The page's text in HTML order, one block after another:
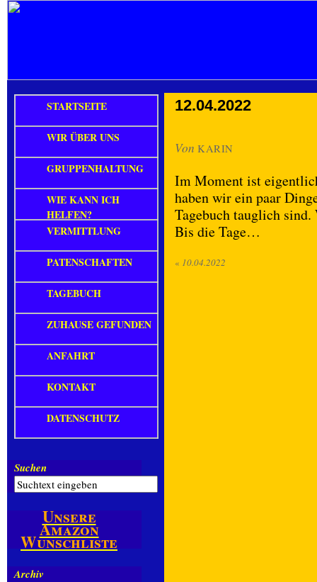
12.04.2022
Von KARIN
Im Moment ist
haben wir ein paar
Tagebuch tauglich
Bis die Tage…
« 10.04.2022
STARTSEITE
WIR ÜBER UNS
GRUPPENHALTUNG
WIE KANN ICH
HELFEN?
VERMITTLUNG
PATENSCHAFTEN
TAGEBUCH
ZUHAUSE GEFUNDEN
ANFAHRT
KONTAKT
DATENSCHUTZ
Suchen
Unsere
Amazon
Wunschliste
Archiv